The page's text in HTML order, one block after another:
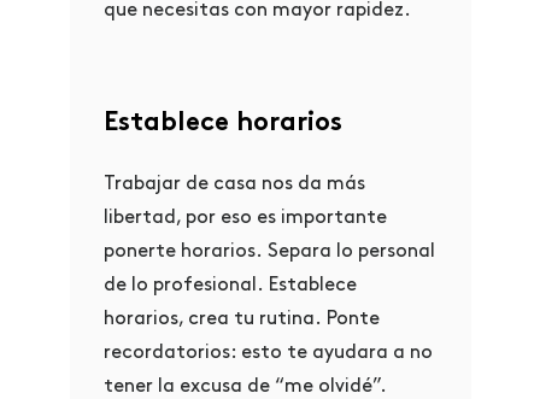
que necesitas con mayor rapidez.
Establece horarios
Trabajar de casa nos da más
libertad, por eso es importante
ponerte horarios. Separa lo personal
de lo profesional. Establece
horarios, crea tu rutina. Ponte
recordatorios: esto te ayudara a no
tener la excusa de “me olvidé”.